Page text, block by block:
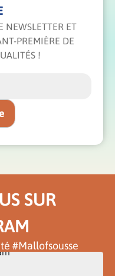
NEWSLETTER ET
PREMIÈRE DE
!
SUR
#Mallofsousse